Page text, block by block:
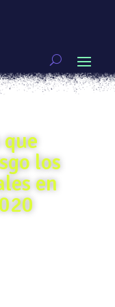
los
en